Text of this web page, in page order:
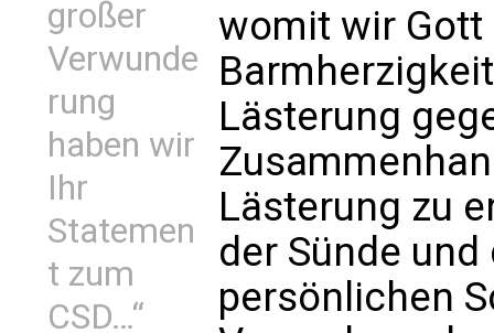
großer
Verwunde
rung
haben wir
Ihr
Statemen
t zum
CSD…“
womit wir Gott
Lästerung
Lästerung zu
der Sünde
persönlichen